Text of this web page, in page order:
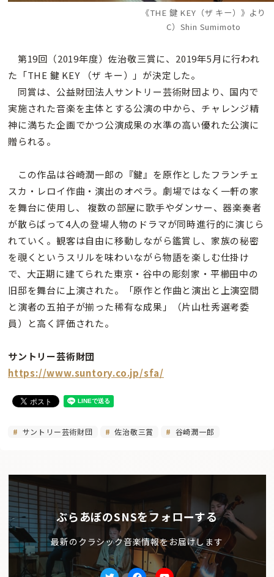
《THE 鍵 KEY（ザ キー）》より
C）Shin Sumimoto
第19回（2019年度）佐治敬三賞に、2019年5月に行われ
た「THE 鍵 KEY （ザ キー）」が決定した。
同賞は、公益財団法人サントリー芸術財団より、国内で
実施された音楽を主体とする公演の中から、チャレンジ精
神に満ちた企画でかつ公演成果の水準の高い優れた公演に
贈られる。
この作品は谷崎潤一郎の『鍵』を原作としたフランチェ
スカ・レロイ作曲・演出のオペラ。劇場ではなく一軒の家
を舞台に使用し、 複数の部屋に歌手やダンサー、器楽奏者
が散らばって4人の登場人物のドラマが同時進行的に演じら
れていく。観客は自由に移動しながら鑑賞し、家族の秘密
を覗くというスリルを味わいながら物語を楽しむ仕掛け
で、大正期に建てられた東京・谷中の彫刻家・平櫛田中の
旧邸を舞台に上演された。「原作と作曲と演出と上演空間
と演者の五拍子が揃った稀有な成果」（片山杜秀選考委
員）と高く評価された。
サントリー芸術財団
https://www.suntory.co.jp/sfa/
サントリー芸術財団 佐治敬三賞 谷崎潤一郎
ぶらあぼのSNSをフォローする
最新のクラシック音楽情報をお届けします